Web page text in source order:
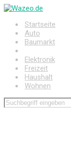
Zum
springenStartseite
Auto
Baumarkt
Elektronik
Freizeit
Haushalt
Wohnen